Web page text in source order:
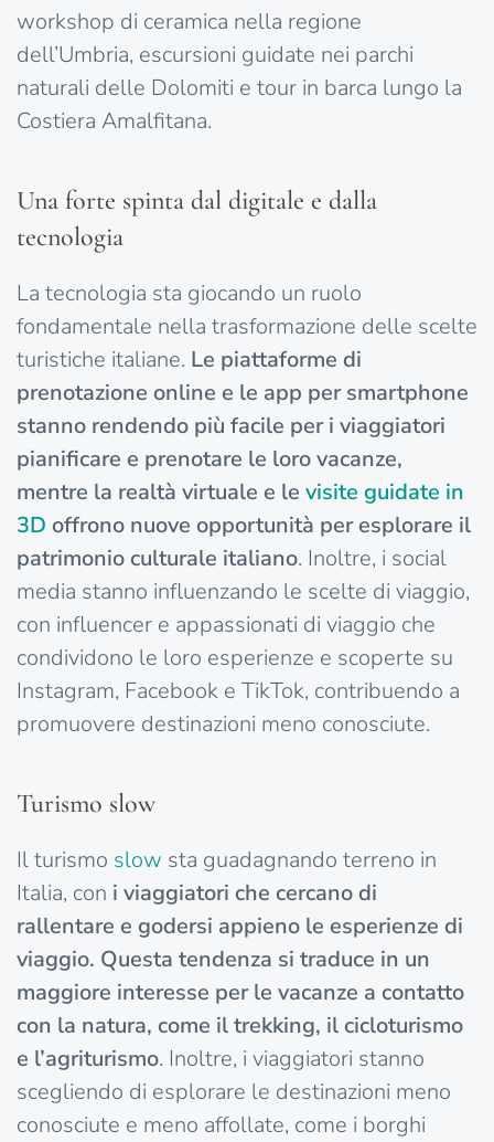
workshop di ceramica nella regione
dell’Umbria, escursioni guidate nei parchi
naturali delle Dolomiti e tour in barca lungo la
Costiera Amalfitana.
Una forte spinta dal digitale e dalla
tecnologia
La tecnologia sta giocando un ruolo
fondamentale nella trasformazione delle scelte
turistiche italiane. Le piattaforme di
prenotazione online e le app per smartphone
stanno rendendo più facile per i viaggiatori
pianificare e prenotare le loro vacanze,
mentre la realtà virtuale e le visite guidate in
3D offrono nuove opportunità per esplorare il
patrimonio culturale italiano. Inoltre, i social
media stanno influenzando le scelte di viaggio,
con influencer e appassionati di viaggio che
condividono le loro esperienze e scoperte su
Instagram, Facebook e TikTok, contribuendo a
promuovere destinazioni meno conosciute.
Turismo slow
Il turismo slow sta guadagnando terreno in
Italia, con i viaggiatori che cercano di
rallentare e godersi appieno le esperienze di
viaggio. Questa tendenza si traduce in un
maggiore interesse per le vacanze a contatto
con la natura, come il trekking, il cicloturismo
e l’agriturismo. Inoltre, i viaggiatori stanno
scegliendo di esplorare le destinazioni meno
conosciute e meno affollate, come i borghi